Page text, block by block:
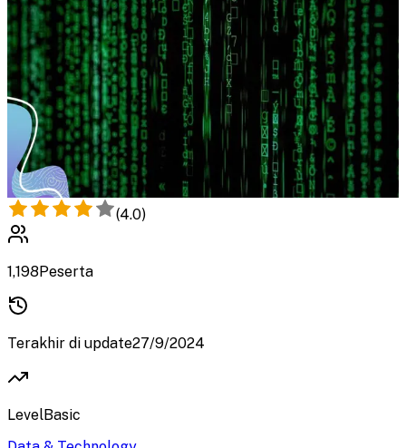
(4.0)
1,198Peserta
Terakhir di update27/9/2024
LevelBasic